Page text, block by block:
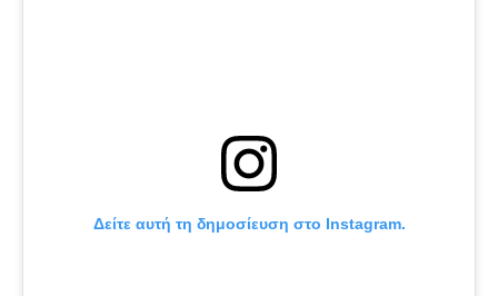
Δείτε αυτή τη δημοσίευση στο Instagram.